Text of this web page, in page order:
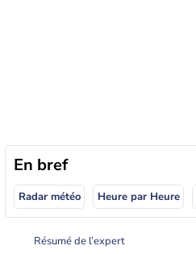
En bref
Radar météo Heure par Heure
Résumé de l’expert